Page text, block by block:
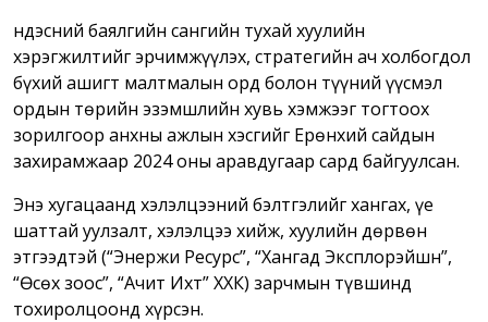
Үндэсний баялгийн сангийн тухай хуулийн
хэрэгжилтийг эрчимжүүлэх, стратегийн ач холбогдол
бүхий ашигт малтмалын орд болон түүний үүсмэл
ордын төрийн эзэмшлийн хувь хэмжээг тогтоох
зорилгоор анхны ажлын хэсгийг Ерөнхий сайдын
захирамжаар 2024 оны аравдугаар сард байгуулсан.
Энэ хугацаанд хэлэлцээний бэлтгэлийг хангах, үе
шаттай уулзалт, хэлэлцээ хийж, хуулийн дөрвөн
этгээдтэй (“Энержи Ресурс”, “Хангад Эксплорэйшн”,
“Өсөх зоос”, “Ачит Ихт” ХХК) зарчмын түвшинд
тохиролцоонд хүрсэн.